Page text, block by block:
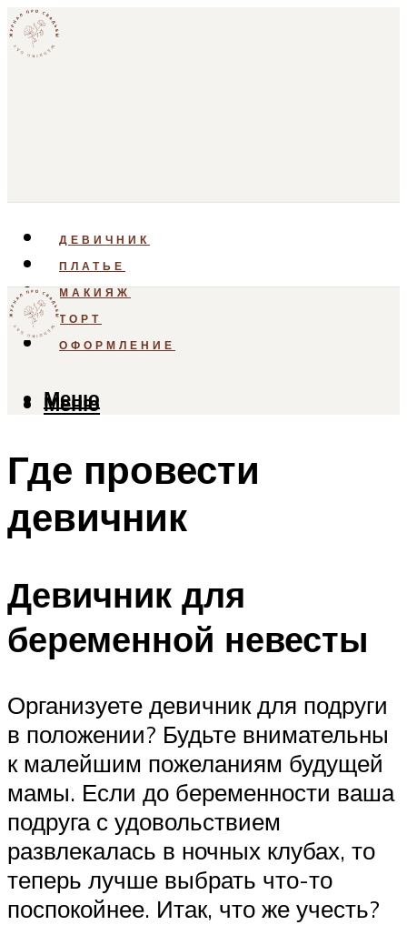
ДЕВИЧНИК
ПЛАТЬЕ
МАКИЯЖ
ТОРТ
ОФОРМЛЕНИЕ
Меню
Меню
Где провести
девичник
Девичник для
беременной невесты
Организуете девичник для подруги
в положении? Будьте внимательны
к малейшим пожеланиям будущей
мамы. Если до беременности ваша
подруга с удовольствием
развлекалась в ночных клубах, то
теперь лучше выбрать что-то
поспокойнее. Итак, что же учесть?